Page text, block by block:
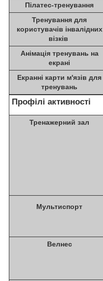
Пілатес-тренування
Тренування для
користувачів інвалідних
візків
Анімація тренувань на
екрані
Екранні карти м'язів для
тренувань
Профілі активності
Тренажерний зал
Мультиспорт
Велнес